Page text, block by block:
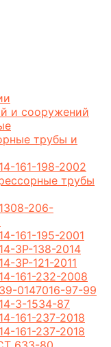
и сооружений
трубы и
161-198-2002
трубы
206-
161-195-2001
3Р-138-2014
3Р-121-2011
161-232-2008
0147016-97-99
3-1534-87
161-237-2018
161-237-2018